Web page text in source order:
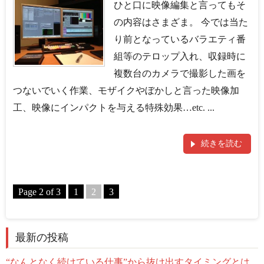
ひと口に映像編集と言ってもそ
の内容はさまざま。 今では当た
り前となっているバラエティ番
組等のテロップ入れ、収録時に
複数台のカメラで撮影した画を
つないでいく作業、モザイクやぼかしと言った映像加
工、映像にインパクトを与える特殊効果…etc. ...
続きを読む
Page 2 of 3 1 2 3
最新の投稿
“なんとなく続けている仕事”から抜け出すタイミングとは